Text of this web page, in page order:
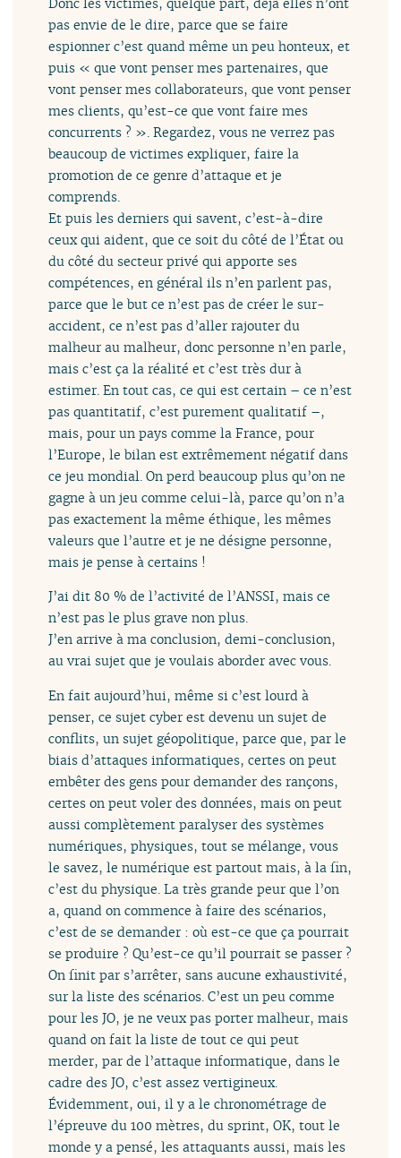
pas envie de le dire, parce que se faire
espionner c’est quand même un peu honteux, et
puis « que vont penser mes partenaires, que
vont penser mes collaborateurs, que vont penser
mes clients, qu’est-ce que vont faire mes
concurrents ? ». Regardez, vous ne verrez pas
beaucoup de victimes expliquer, faire la
promotion de ce genre d’attaque et je
comprends.
Et puis les derniers qui savent, c’est-à-dire
ceux qui aident, que ce soit du côté de l’État ou
du côté du secteur privé qui apporte ses
compétences, en général ils n’en parlent pas,
parce que le but ce n’est pas de créer le sur-
accident, ce n’est pas d’aller rajouter du
malheur au malheur, donc personne n’en parle,
mais c’est ça la réalité et c’est très dur à
estimer. En tout cas, ce qui est certain – ce n’est
pas quantitatif, c’est purement qualitatif –,
mais, pour un pays comme la France, pour
l’Europe, le bilan est extrêmement négatif dans
ce jeu mondial. On perd beaucoup plus qu’on ne
gagne à un jeu comme celui-là, parce qu’on n’a
pas exactement la même éthique, les mêmes
valeurs que l’autre et je ne désigne personne,
mais je pense à certains !
J’ai dit 80 % de l’activité de l’ANSSI, mais ce
n’est pas le plus grave non plus.
J’en arrive à ma conclusion, demi-conclusion,
au vrai sujet que je voulais aborder avec vous.
En fait aujourd’hui, même si c’est lourd à
penser, ce sujet cyber est devenu un sujet de
conflits, un sujet géopolitique, parce que, par le
biais d’attaques informatiques, certes on peut
embêter des gens pour demander des rançons,
certes on peut voler des données, mais on peut
aussi complètement paralyser des systèmes
numériques, physiques, tout se mélange, vous
le savez, le numérique est partout mais, à la fin,
c’est du physique. La très grande peur que l’on
a, quand on commence à faire des scénarios,
c’est de se demander : où est-ce que ça pourrait
se produire ? Qu’est-ce qu’il pourrait se passer ?
On finit par s’arrêter, sans aucune exhaustivité,
sur la liste des scénarios. C’est un peu comme
pour les JO, je ne veux pas porter malheur, mais
quand on fait la liste de tout ce qui peut
merder, par de l’attaque informatique, dans le
cadre des JO, c’est assez vertigineux.
Évidemment, oui, il y a le chronométrage de
l’épreuve du 100 mètres, du sprint, OK, tout le
monde y a pensé, les attaquants aussi, mais les